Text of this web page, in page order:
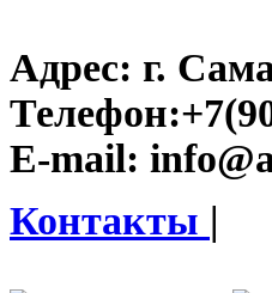
Адрес: г.
Телефон:
E-mail:
Контакты |